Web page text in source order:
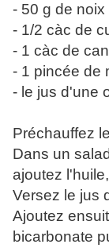
- 50 g de noix
- 1/2 càc de
- 1 càc de
- 1 pincée de
- le jus d'une
Préchauffez
Dans un
ajoutez
Versez le jus
Ajoutez
bicarbonate